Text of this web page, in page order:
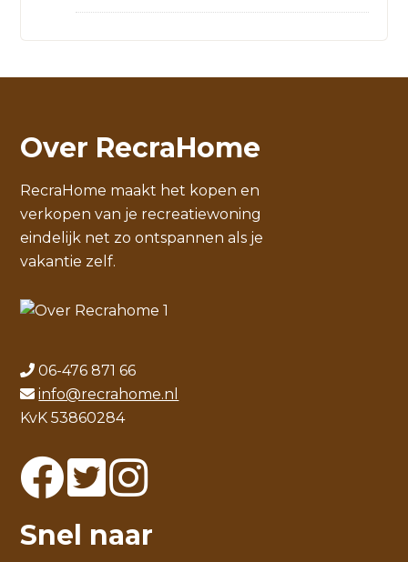
Over RecraHome
RecraHome maakt het kopen en
verkopen van je recreatiewoning
eindelijk net zo ontspannen als je
vakantie zelf.
06-476 871 66
info@recrahome.nl
KvK 53860284
Snel naar